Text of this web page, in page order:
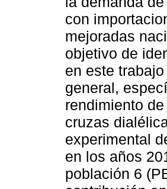
con
mejoradas
objetivo de
en este
general,
rendimiento
cruzas
experimental
en los años
población 6